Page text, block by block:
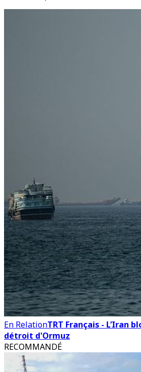
En RelationTRT Français - L’Iran
détroit d'Ormuz
RECOMMANDÉ